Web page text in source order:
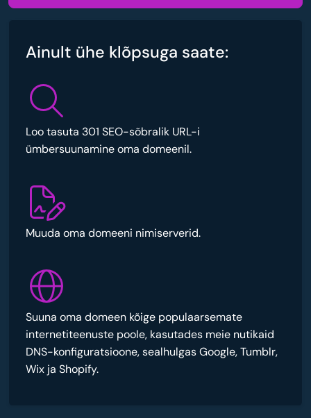
Ainult ühe klõpsuga saate:
Loo tasuta 301 SEO-sõbralik URL-i
ümbersuunamine oma domeenil.
Muuda oma domeeni nimiserverid.
Suuna oma domeen kõige populaarsemate
internetiteenuste poole, kasutades meie nutikaid
DNS-konfiguratsioone, sealhulgas Google, Tumblr,
Wix ja Shopify.